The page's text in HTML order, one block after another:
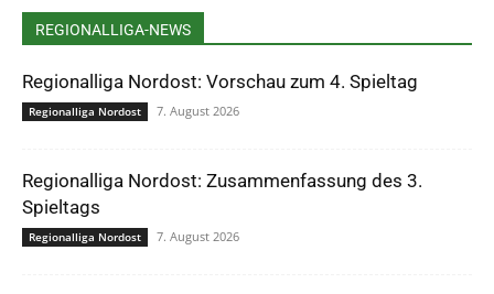
REGIONALLIGA-NEWS
Regionalliga Nordost: Vorschau zum 4. Spieltag
Regionalliga Nordost 7. August 2026
Regionalliga Nordost: Zusammenfassung des 3.
Spieltags
Regionalliga Nordost 7. August 2026